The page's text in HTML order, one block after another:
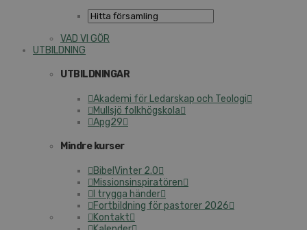
VAD VI GÖR
UTBILDNING
UTBILDNINGAR
Akademi för Ledarskap och Teologi
Mullsjö folkhögskola
Apg29
Mindre kurser
BibelVinter 2.0
Missionsinspiratören
I trygga händer
Fortbildning för pastorer 2026
Kontakt